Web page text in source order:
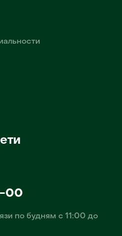
00
по будням с 11:00 до